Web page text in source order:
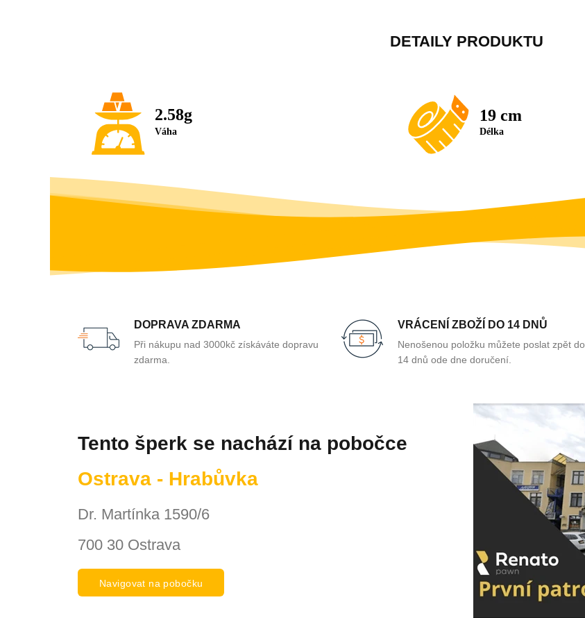
DETAILY PRODUKTU
Váha
2.58g 19 cm
Délka
DOPRAVA ZDARMA
Při nákupu nad 3000kč získáváte dopravu
zdarma.
VRÁCENÍ ZBOŽÍ DO 14 DNŮ
Nenošenou položku můžete poslat zpět do
14 dnů ode dne doručení.
Tento šperk se nachází na pobočce
Ostrava - Hrabůvka
Dr. Martínka 1590/6
700 30 Ostrava
Navigovat na pobočku